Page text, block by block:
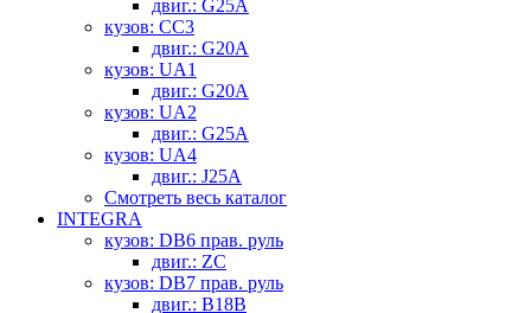
двиг.: G25A
кузов: CC3
двиг.: G20A
кузов: UA1
двиг.: G20A
кузов: UA2
двиг.: G25A
кузов: UA4
двиг.: J25A
Смотреть весь каталог
INTEGRA
кузов: DB6 прав. руль
двиг.: ZC
кузов: DB7 прав. руль
двиг.: B18B